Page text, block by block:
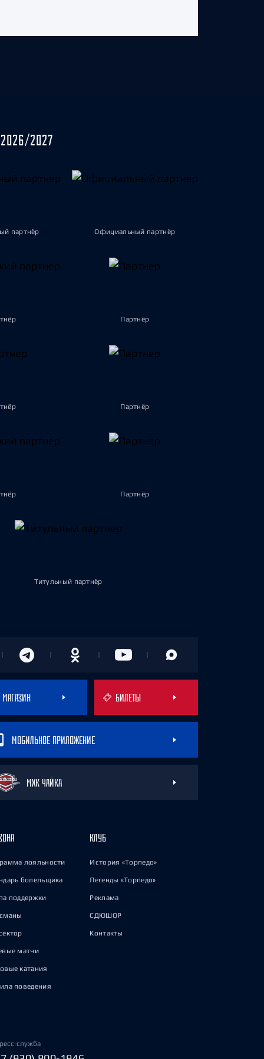
2027
партнёр Официальный партнёр
Партнёр
Партнёр
Партнёр
Титульный партнёр
МАГАЗИН БИЛЕТЫ
МОБИЛЬНОЕ ПРИЛОЖЕНИЕ
МХК ЧАЙКА
лояльности
болельщика
поддержки
матчи
катания
поведения
КЛУБ
История «Торпедо»
Легенды «Торпедо»
Реклама
СДЮШОР
Контакты
служба